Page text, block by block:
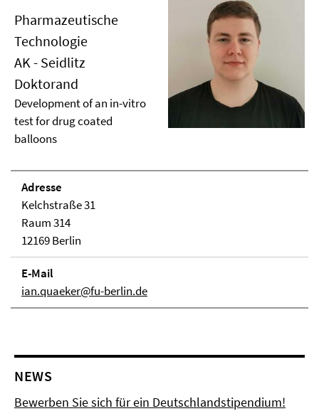
Pharmazeutische
Technologie
AK - Seidlitz
Doktorand
Development of an in-vitro
test for drug coated
balloons
Adresse
Kelchstraße 31
Raum 314
12169 Berlin
E-Mail
ian.quaeker@fu-berlin.de
NEWS
Bewerben Sie sich für ein Deutschlandstipendium!